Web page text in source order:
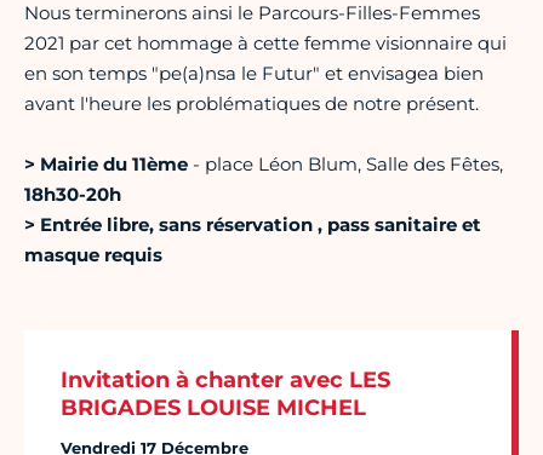
Nous terminerons ainsi le Parcours-Filles-Femmes
2021 par cet hommage à cette femme visionnaire qui
en son temps "pe(a)nsa le Futur" et envisagea bien
avant l'heure les problématiques de notre présent.
> Mairie du 11ème - place Léon Blum, Salle des Fêtes,
18h30-20h
> Entrée libre, sans réservation , pass sanitaire et
masque requis
Invitation à chanter avec LES
BRIGADES LOUISE MICHEL
Vendredi 17 Décembre